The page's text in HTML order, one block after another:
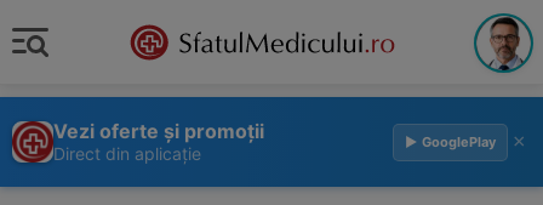
Vezi oferte și promoții
Direct din aplicație
▶ GooglePlay ×